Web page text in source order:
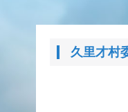
久里才村